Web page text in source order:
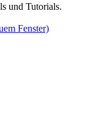
und Tutorials.
Fenster)